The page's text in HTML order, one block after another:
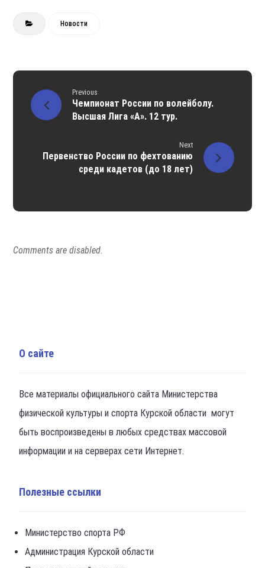
Новости
Previous
Чемпионат России по волейболу.
Высшая Лига «А». 12 тур.
Next
Первенство России по фехтованию
среди кадетов (до 18 лет)
Comments are disabled.
О сайте
Все материалы официального сайта Министерства
физической культуры и спорта Курской области могут
быть воспроизведены в любых средствах массовой
информации и на серверах сети Интернет.
Полезные ссылки
Министерство спорта РФ
Администрация Курской области